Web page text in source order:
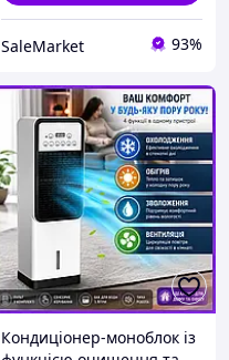
SaleMarket 93%
Кондиціонер-моноблок із